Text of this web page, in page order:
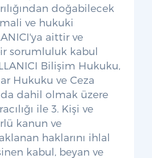
doğabilecek
ve hukuki
aittir ve
sorumluluk kabul
Bilişim Hukuku,
Hukuku ve Ceza
dahil olmak üzere
ile 3. Kişi ve
kanun ve
haklarını ihlal
kabul, beyan ve